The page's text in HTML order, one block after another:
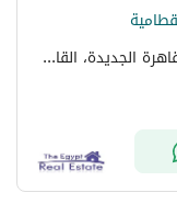
فيلدج جاردن قطامية، التجمع الخامس، القاهرة الجديدة، القاهرة